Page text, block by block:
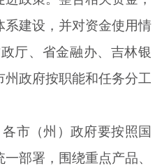
建设，并对资金使用情
厅、省金融办、吉林银
政府按职能和任务分工
市（州）政府要按照国
部署，围绕重点产品、